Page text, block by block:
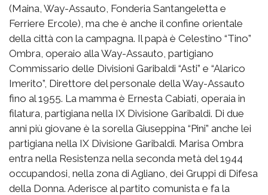
(Maina, Way-Assauto, Fonderia Santangeletta e
Ferriere Ercole), ma che è anche il confine orientale
della città con la campagna. Il papà è Celestino “Tino”
Ombra, operaio alla Way-Assauto, partigiano
Commissario delle Divisioni Garibaldi “Asti” e “Alarico
Imerito”, Direttore del personale della Way-Assauto
fino al 1955. La mamma è Ernesta Cabiati, operaia in
filatura, partigiana nella IX Divisione Garibaldi. Di due
anni più giovane è la sorella Giuseppina “Pini” anche lei
partigiana nella IX Divisione Garibaldi. Marisa Ombra
entra nella Resistenza nella seconda metà del 1944
occupandosi, nella zona di Agliano, dei Gruppi di Difesa
della Donna. Aderisce al partito comunista e fa la